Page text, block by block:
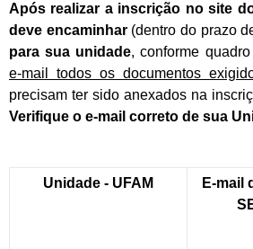
Após realizar a inscrição no site
deve encaminhar(dentro do prazo
para sua unidade, conforme
e-mail todos os documentos
precisam ter sido anexados na
Verifique o e-mail correto de sua
Unidade - UFAM E-mail